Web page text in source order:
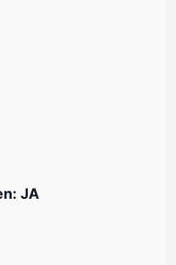
JA